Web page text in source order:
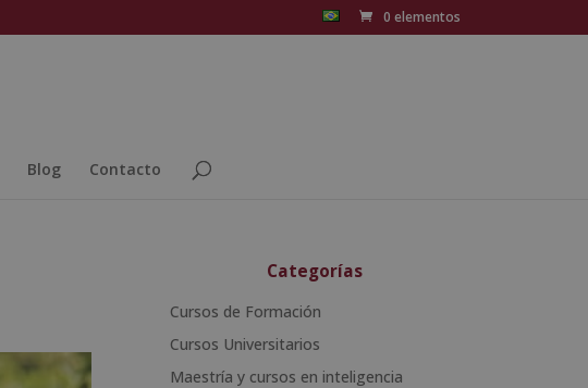
0 elementos
Blog Contacto
Categorías
Cursos de Formación
Cursos Universitarios
Maestría y cursos en inteligencia